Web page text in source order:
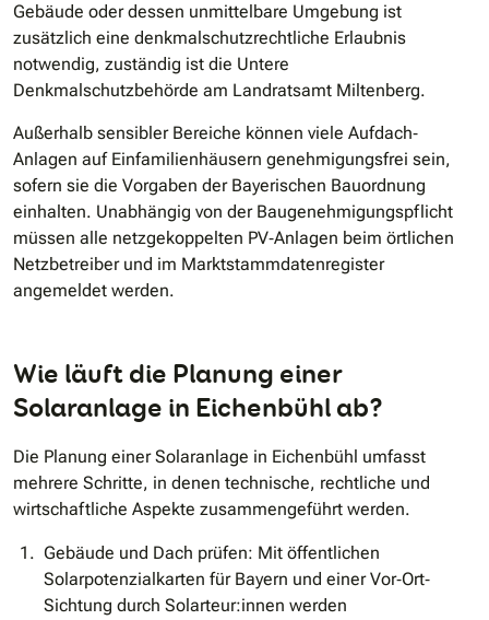
Gebäude oder dessen unmittelbare Umgebung ist
zusätzlich eine denkmalschutzrechtliche Erlaubnis
notwendig, zuständig ist die Untere
Denkmalschutzbehörde am Landratsamt Miltenberg.
Außerhalb sensibler Bereiche können viele Aufdach‐
Anlagen auf Einfamilienhäusern genehmigungsfrei sein,
sofern sie die Vorgaben der Bayerischen Bauordnung
einhalten. Unabhängig von der Baugenehmigungspflicht
müssen alle netzgekoppelten PV‐Anlagen beim örtlichen
Netzbetreiber und im Marktstammdatenregister
angemeldet werden.
Wie läuft die Planung einer
Solaranlage in Eichenbühl ab?
Die Planung einer Solaranlage in Eichenbühl umfasst
mehrere Schritte, in denen technische, rechtliche und
wirtschaftliche Aspekte zusammengeführt werden.
Gebäude und Dach prüfen: Mit öffentlichen
Solarpotenzialkarten für Bayern und einer Vor‐Ort‐
Sichtung durch Solarteur:innen werden